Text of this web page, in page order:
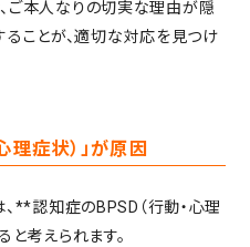
ご本人なりの切実な理由が隠
ことが、適切な対応を見つけ
理症状）」が原因
**認知症のBPSD（行動・心理
と考えられます。